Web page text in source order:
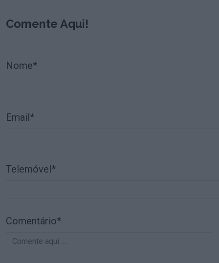
Comente Aqui!
Nome*
Email*
Telemóvel*
Comentário*